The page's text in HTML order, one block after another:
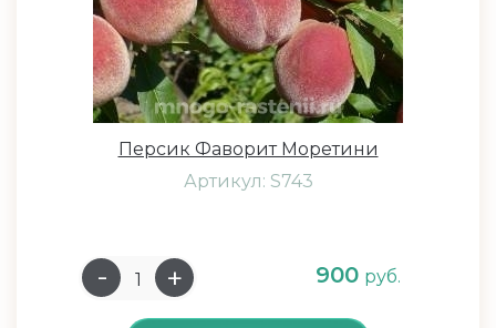
Персик Фаворит Моретини
Артикул: S743
900 руб.